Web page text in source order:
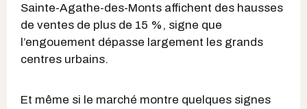
Sainte-Agathe-des-Monts affichent des hausses
de ventes de plus de 15 %, signe que
l’engouement dépasse largement les grands
centres urbains.
Et même si le marché montre quelques signes